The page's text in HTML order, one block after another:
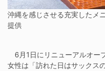
沖縄を感じさせる充実したメ
提供
6月1日にリニューアルオー
女性は「訪れた日はサックス